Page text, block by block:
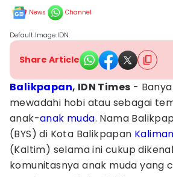
News Channel
Default Image IDN
Share Article
Balikpapan, IDN Times -
mewadahi hobi atau sebagai
anak-anak muda. Nama
(BYS) di Kota Balikpapan
(Kaltim) selama ini cukup
komunitasnya anak muda yang